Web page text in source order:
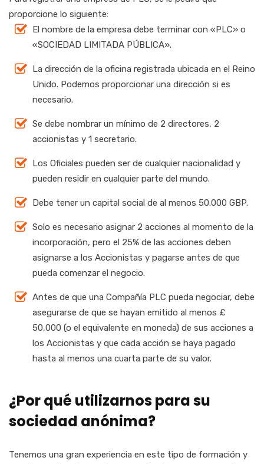
proporcione lo siguiente:
El nombre de la empresa debe terminar con «PLC» o
«SOCIEDAD LIMITADA PÚBLICA».
La dirección de la oficina registrada ubicada en el Reino
Unido. Podemos proporcionar una dirección si es
necesario.
Se debe nombrar un mínimo de 2 directores, 2
accionistas y 1 secretario.
Los Oficiales pueden ser de cualquier nacionalidad y
pueden residir en cualquier parte del mundo.
Debe tener un capital social de al menos 50.000 GBP.
Solo es necesario asignar 2 acciones al momento de la
incorporación, pero el 25% de las acciones deben
asignarse a los Accionistas y pagarse antes de que
pueda comenzar el negocio.
Antes de que una Compañía PLC pueda negociar, debe
asegurarse de que se hayan emitido al menos £
50,000 (o el equivalente en moneda) de sus acciones a
los Accionistas y que cada acción se haya pagado
hasta al menos una cuarta parte de su valor.
¿Por qué utilizarnos para su
sociedad anónima?
Tenemos una gran experiencia en este tipo de formación y